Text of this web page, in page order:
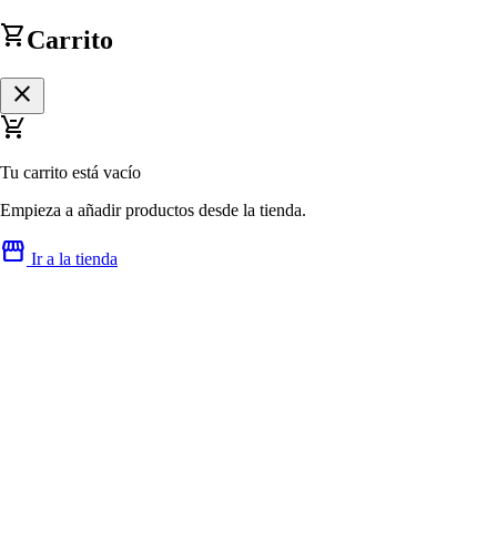
shopping_cartCarrito
close
remove_shopping_cart
Tu carrito está vacío
Empieza a añadir productos desde la tienda.
storefront Ir a la tienda